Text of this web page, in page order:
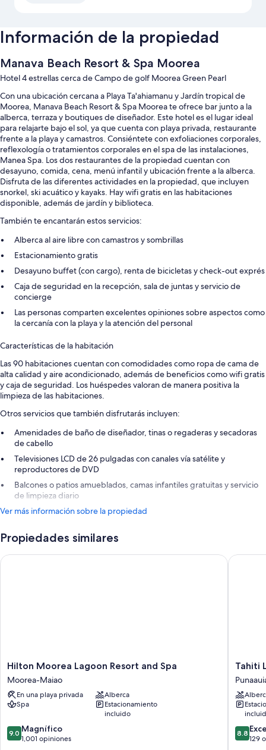
Información de la propiedad
Manava Beach Resort & Spa Moorea
Hotel 4 estrellas cerca de Campo de golf Moorea Green Pearl
Con una ubicación cercana a Playa Ta'ahiamanu y Jardín tropical de
Moorea, Manava Beach Resort & Spa Moorea te ofrece bar junto a la
alberca, terraza y boutiques de diseñador. Este hotel es el lugar ideal
para relajarte bajo el sol, ya que cuenta con playa privada, restaurante
frente a la playa y camastros. Consiéntete con exfoliaciones corporales,
reflexología o tratamientos corporales en el spa de las instalaciones,
Manea Spa. Los dos restaurantes de la propiedad cuentan con
desayuno, comida, cena, menú infantil y ubicación frente a la alberca.
Disfruta de las diferentes actividades en la propiedad, que incluyen
snorkel, ski acuático y kayaks. Hay wifi gratis en las habitaciones
disponible, además de jardín y biblioteca.
También te encantarán estos servicios:
Alberca al aire libre con camastros y sombrillas
Estacionamiento gratis
Desayuno buffet (con cargo), renta de bicicletas y check-out exprés
Caja de seguridad en la recepción, sala de juntas y servicio de
concierge
Las personas comparten excelentes opiniones sobre aspectos como
la cercanía con la playa y la atención del personal
Características de la habitación
Las 90 habitaciones cuentan con comodidades como ropa de cama de
alta calidad y aire acondicionado, además de beneficios como wifi gratis
y caja de seguridad. Los huéspedes valoran de manera positiva la
limpieza de las habitaciones.
Otros servicios que también disfrutarás incluyen:
Amenidades de baño de diseñador, tinas o regaderas y secadoras
de cabello
Televisiones LCD de 26 pulgadas con canales vía satélite y
reproductores de DVD
Balcones o patios amueblados, camas infantiles gratuitas y servicio
de limpieza diario
Ver más información sobre la propiedad
Propiedades similares
Hilton
Moorea
Lagoon
Resort
and
Moorea-
Maiao
Hilton Moorea Lagoon Resort and Spa
Moorea-Maiao
En una playa privada
Alberca
Spa
Estacionamiento
incluido
9.0
de
9.0 Magnífico
1,001 opiniones
Hilton Moorea Lagoon Resort and Spa
Tahiti
Lagoon
Resort
Tahiti
8.8
de
8.8
129
Tahiti